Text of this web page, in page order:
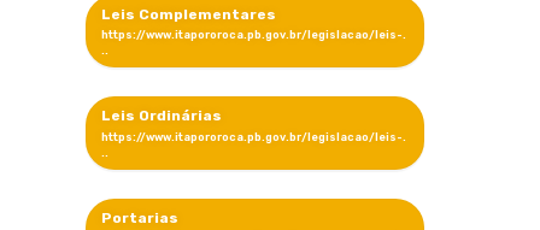
Leis Complementares
Leis Ordinárias
Portarias